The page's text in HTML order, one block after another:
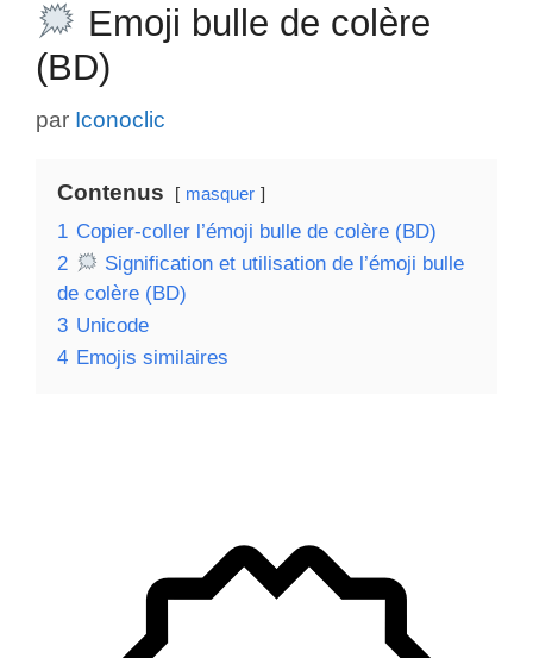
Emoji bulle de colère
(BD)
par Iconoclic
Contenus masquer
1 Copier-coller l’émoji bulle de colère (BD)
2
Signification et utilisation de l’émoji bulle
de colère (BD)
3 Unicode
4 Emojis similaires